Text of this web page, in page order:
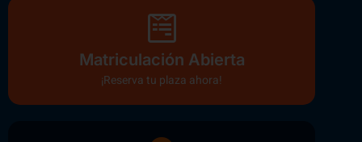
Matriculación Abierta
¡Reserva tu plaza ahora!